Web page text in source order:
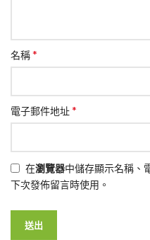
名稱*
電子郵件地址*
在瀏覽器中儲存顯示名稱、
下次發佈留言時使用。